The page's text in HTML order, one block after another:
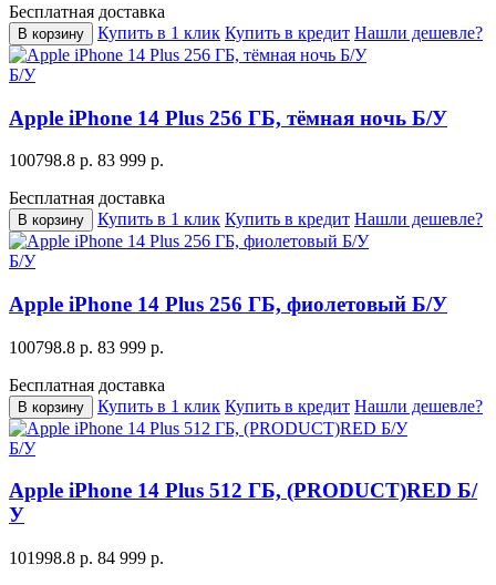
Бесплатная доставка
В корзину Купить в 1 клик Купить в кредит Нашли дешевле?
Б/У
Apple iPhone 14 Plus 256 ГБ, тёмная ночь Б/У
100798.8 р. 83 999 р.
Бесплатная доставка
В корзину Купить в 1 клик Купить в кредит Нашли дешевле?
Б/У
Apple iPhone 14 Plus 256 ГБ, фиолетовый Б/У
100798.8 р. 83 999 р.
Бесплатная доставка
В корзину Купить в 1 клик Купить в кредит Нашли дешевле?
Б/У
Apple iPhone 14 Plus 512 ГБ, (PRODUCT)RED Б/
У
101998.8 р. 84 999 р.